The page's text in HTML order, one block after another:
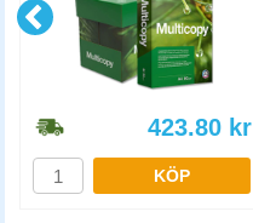
423.80 kr
KÖP